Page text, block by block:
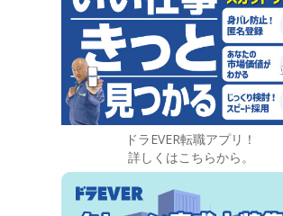
ドラEVER転職アプリ！
詳しくはこちらから。